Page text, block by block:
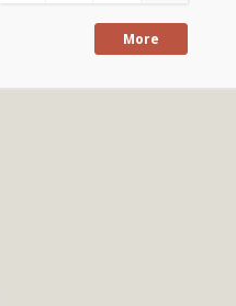
More